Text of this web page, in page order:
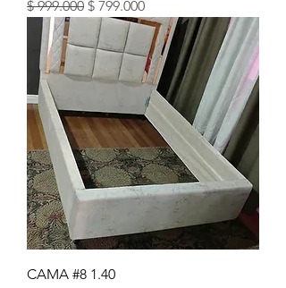
Precio
$ 999.000 Precio de oferta
$ 799.000
CAMA #8 1.40